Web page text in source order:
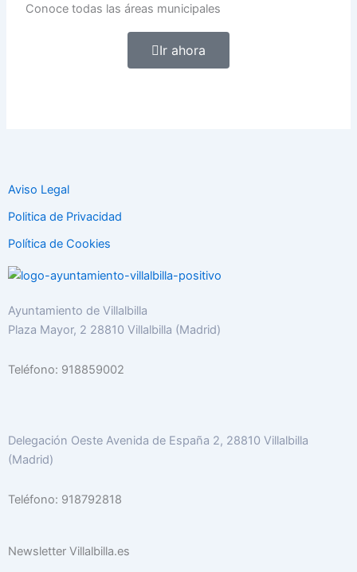
Conoce todas las áreas municipales
Ir ahora
Aviso Legal
Politica de Privacidad
Política de Cookies
Ayuntamiento de Villalbilla
Plaza Mayor, 2 28810 Villalbilla (Madrid)
Teléfono: 918859002
Delegación Oeste Avenida de España 2, 28810 Villalbilla
(Madrid)
Teléfono: 918792818
Newsletter Villalbilla.es